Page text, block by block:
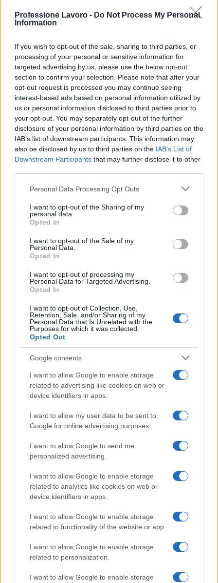
Professione Lavoro - Do Not Process My Personal
Information
If you wish to opt-out of the sale, sharing to third parties, or
processing of your personal or sensitive information for
targeted advertising by us, please use the below opt-out
section to confirm your selection. Please note that after your
opt-out request is processed you may continue seeing
interest-based ads based on personal information utilized by
us or personal information disclosed to third parties prior to
your opt-out. You may separately opt-out of the further
disclosure of your personal information by third parties on the
IAB’s list of downstream participants. This information may
also be disclosed by us to third parties on the IAB’s List of
Downstream Participants that may further disclose it to other
Please note that this website/app uses one or more Google
not limited to your visit or usage behaviour. You may click to
grant or deny consent to Google and its third-party tags to
use your data for below specified purposes in below Google
consent section.
Personal Data Processing Opt Outs
I want to opt-out of the Sharing of my
personal data.
Opted In
I want to opt-out of the Sale of my
Personal Data.
Opted In
I want to opt-out of processing my
Personal Data for Targeted Advertising.
Opted In
I want to opt-out of Collection, Use,
Retention, Sale, and/or Sharing of my
Personal Data that Is Unrelated with the
Purposes for which it was collected.
Opted Out
Google consents
I want to allow Google to enable storage
related to advertising like cookies on web or
device identifiers in apps.
I want to allow my user data to be sent to
Google for online advertising purposes.
I want to allow Google to send me
personalized advertising.
I want to allow Google to enable storage
related to analytics like cookies on web or
device identifiers in apps.
I want to allow Google to enable storage
related to functionality of the website or app.
I want to allow Google to enable storage
related to personalization.
I want to allow Google to enable storage
Continua a leggere
BREAKING NEWS
La candidatura di Irsina per Capitale Italiana della
Cultura 2029
Susanna Riva · 5 Ago 2026
Multe ai genitori per i colloqui saltati: la decisione di
Paolo Mariani · 4 Ago 2026